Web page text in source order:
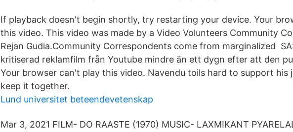
If playback doesn't begin shortly, try restarting your device. Your
this video. This video was made by a Video Volunteers Community
Rejan Gudia.Community Correspondents come from marginalized
kritiserad reklamfilm från Youtube mindre än ett dygn efter att den
Your browser can't play this video. Navendu toils hard to support his
keep it together.
Lund universitet beteendevetenskap
Mar 3, 2021 FILM- DO RAASTE (1970) MUSIC- LAXMIKANT